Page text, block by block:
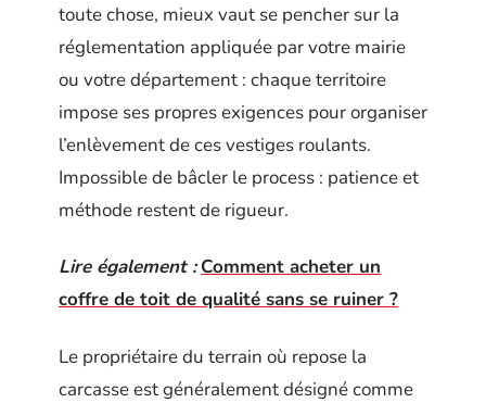
toute chose, mieux vaut se pencher sur la
réglementation appliquée par votre mairie
ou votre département : chaque territoire
impose ses propres exigences pour organiser
l’enlèvement de ces vestiges roulants.
Impossible de bâcler le process : patience et
méthode restent de rigueur.
Lire également : Comment acheter un
coffre de toit de qualité sans se ruiner ?
Le propriétaire du terrain où repose la
carcasse est généralement désigné comme